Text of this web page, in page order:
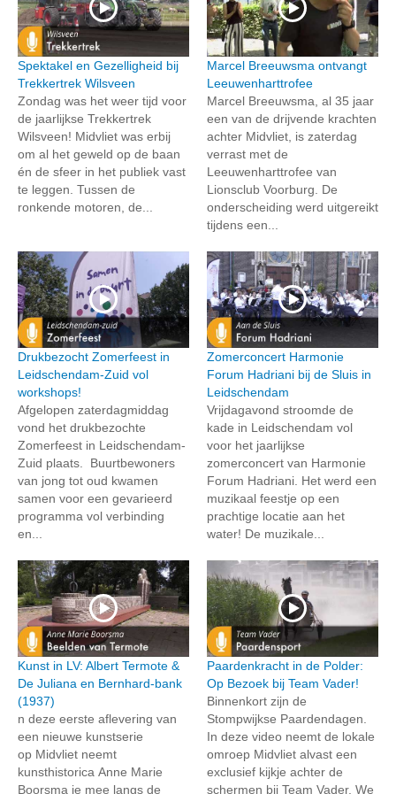
Spektakel en Gezelligheid bij
Trekkertrek Wilsveen
Zondag was het weer tijd voor
de jaarlijkse Trekkertrek
Wilsveen! Midvliet was erbij
om al het geweld op de baan
én de sfeer in het publiek vast
te leggen. Tussen de
ronkende motoren, de...
Marcel Breeuwsma ontvangt
Leeuwenharttrofee
Marcel Breeuwsma, al 35 jaar
een van de drijvende krachten
achter Midvliet, is zaterdag
verrast met de
Leeuwenharttrofee van
Lionsclub Voorburg. De
onderscheiding werd uitgereikt
tijdens een...
Drukbezocht Zomerfeest in
Leidschendam-Zuid vol
workshops!
Afgelopen zaterdagmiddag
vond het drukbezochte
Zomerfeest in Leidschendam-
Zuid plaats. Buurtbewoners
van jong tot oud kwamen
samen voor een gevarieerd
programma vol verbinding
en...
Zomerconcert Harmonie
Forum Hadriani bij de Sluis in
Leidschendam
Vrijdagavond stroomde de
kade in Leidschendam vol
voor het jaarlijkse
zomerconcert van Harmonie
Forum Hadriani. Het werd een
muzikaal feestje op een
prachtige locatie aan het
water! De muzikale...
Kunst in LV: Albert Termote &
De Juliana en Bernhard-bank
(1937)
n deze eerste aflevering van
een nieuwe kunstserie
op Midvliet neemt
kunsthistorica Anne Marie
Boorsma je mee langs de
Paardenkracht in de Polder:
Op Bezoek bij Team Vader!
Binnenkort zijn de
Stompwijkse Paardendagen.
In deze video neemt de lokale
omroep Midvliet alvast een
exclusief kijkje achter de
schermen bij Team Vader. We